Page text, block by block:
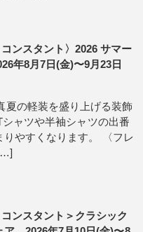
コンスタント〉2026 サマー
年8月7日(金)〜9月23日
夏の軽装を盛り上げる装飾
ャツや半袖シャツの出番
やすくなります。 〈フレ
ンスタント＞クラシック